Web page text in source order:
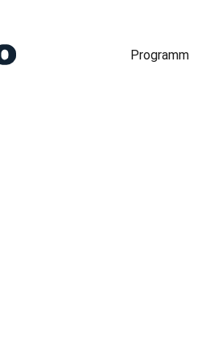
Programm